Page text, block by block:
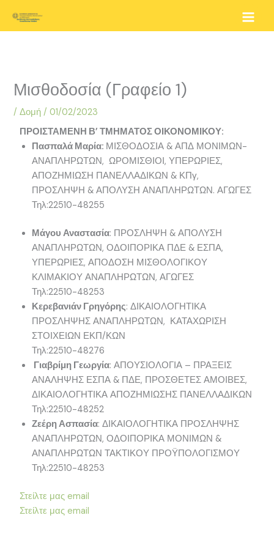
στο
Μισθοδοσία (Γραφείο 1)
/Δομή /01/02/2023
ΠΡΟΙΣΤΑΜΕΝΗ Β’ ΤΜΗΜΑΤΟΣ ΟΙΚΟΝΟΜΙΚΟΥ:
Πασπαλά Μαρία: ΜΙΣΘΟΔΟΣΙΑ & ΑΠΔ ΜΟΝΙΜΩΝ-
ΑΝΑΠΛΗΡΩΤΩΝ, ΩΡΟΜΙΣΘΙΟΙ, ΥΠΕΡΩΡΙΕΣ,
ΑΠΟΖΗΜΙΩΣΗ ΠΑΝΕΛΛΑΔΙΚΩΝ & ΚΠγ,
ΠΡΟΣΛΗΨΗ & ΑΠΟΛΥΣΗ ΑΝΑΠΛΗΡΩΤΩΝ. ΑΓΩΓΕΣ
Τηλ:22510-48255
Μάγου Αναστασία: ΠΡΟΣΛΗΨΗ & ΑΠΟΛΥΣΗ
ΑΝΑΠΛΗΡΩΤΩΝ, ΟΔΟΙΠΟΡΙΚΑ ΠΔΕ & ΕΣΠΑ,
ΥΠΕΡΩΡΙΕΣ, ΑΠΟΔΟΣΗ ΜΙΣΘΟΛΟΓΙΚΟΥ
ΚΛΙΜΑΚΙΟΥ ΑΝΑΠΛΗΡΩΤΩΝ, ΑΓΩΓΕΣ
Τηλ:22510-48253
Κερεβανιάν Γρηγόρης: ΔΙΚΑΙΟΛΟΓΗΤΙΚΑ
ΠΡΟΣΛΗΨΗΣ ΑΝΑΠΛΗΡΩΤΩΝ, ΚΑΤΑΧΩΡΙΣΗ
ΣΤΟΙΧΕΙΩΝ ΕΚΠ/ΚΩΝ
Τηλ:22510-48276
Γιαβρίμη Γεωργία: ΑΠΟΥΣΙΟΛΟΓΙΑ – ΠΡΑΞΕΙΣ
ΑΝΑΛΗΨΗΣ ΕΣΠΑ & ΠΔΕ, ΠΡΟΣΘΕΤΕΣ ΑΜΟΙΒΕΣ,
ΔΙΚΑΙΟΛΟΓΗΤΙΚΑ ΑΠΟΖΗΜΙΩΣΗΣ ΠΑΝΕΛΛΑΔΙΚΩΝ
Τηλ:22510-48252
Ζεέρη Ασπασία: ΔΙΚΑΙΟΛΟΓΗΤΙΚΑ ΠΡΟΣΛΗΨΗΣ
ΑΝΑΠΛΗΡΩΤΩΝ, ΟΔΟΙΠΟΡΙΚΑ ΜΟΝΙΜΩΝ &
ΑΝΑΠΛΗΡΩΤΩΝ ΤΑΚΤΙΚΟΥ ΠΡΟΫΠΟΛΟΓΙΣΜΟΥ
Τηλ:22510-48253
Στείλτε μας email
Στείλτε μας email